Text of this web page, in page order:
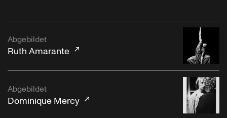
Abgebildet
Ruth Amarante
Abgebildet
Dominique Mercy